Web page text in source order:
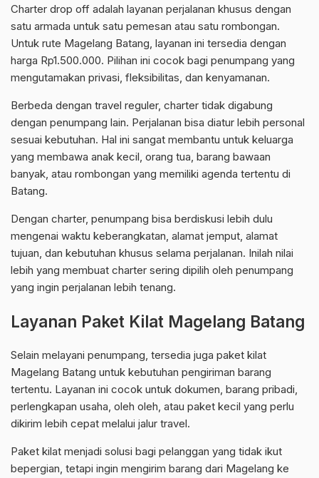
Charter drop off adalah layanan perjalanan khusus dengan
satu armada untuk satu pemesan atau satu rombongan.
Untuk rute Magelang Batang, layanan ini tersedia dengan
harga Rp1.500.000. Pilihan ini cocok bagi penumpang yang
mengutamakan privasi, fleksibilitas, dan kenyamanan.
Berbeda dengan travel reguler, charter tidak digabung
dengan penumpang lain. Perjalanan bisa diatur lebih personal
sesuai kebutuhan. Hal ini sangat membantu untuk keluarga
yang membawa anak kecil, orang tua, barang bawaan
banyak, atau rombongan yang memiliki agenda tertentu di
Batang.
Dengan charter, penumpang bisa berdiskusi lebih dulu
mengenai waktu keberangkatan, alamat jemput, alamat
tujuan, dan kebutuhan khusus selama perjalanan. Inilah nilai
lebih yang membuat charter sering dipilih oleh penumpang
yang ingin perjalanan lebih tenang.
Layanan Paket Kilat Magelang Batang
Selain melayani penumpang, tersedia juga paket kilat
Magelang Batang untuk kebutuhan pengiriman barang
tertentu. Layanan ini cocok untuk dokumen, barang pribadi,
perlengkapan usaha, oleh oleh, atau paket kecil yang perlu
dikirim lebih cepat melalui jalur travel.
Paket kilat menjadi solusi bagi pelanggan yang tidak ikut
bepergian, tetapi ingin mengirim barang dari Magelang ke